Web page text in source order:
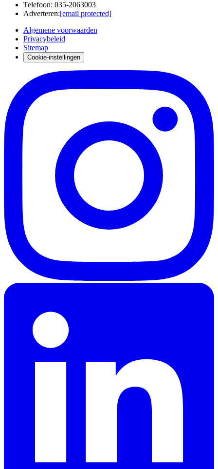
Telefoon: 035-2063003
Adverteren:[email protected]
Algemene voorwaarden
Privacybeleid
Sitemap
Cookie-instellingen